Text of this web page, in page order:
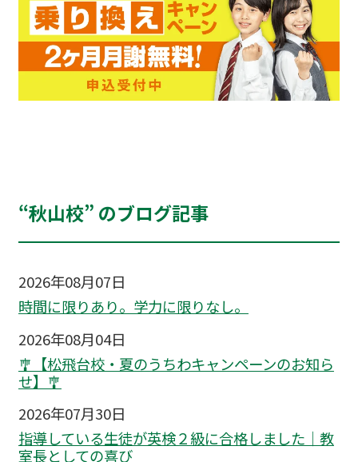
“秋山校” のブログ記事
2026年08月07日
時間に限りあり。学力に限りなし。
2026年08月04日
🎐【松飛台校・夏のうちわキャンペーンのお知ら
せ】🎐
2026年07月30日
指導している生徒が英検２級に合格しました｜教
室長としての喜び